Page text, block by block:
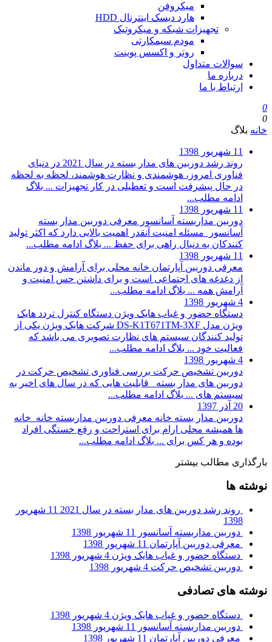
میکروفن
هارد دیسک اینترنال HDD
تجهیزات شبکه و میکروتیک
مودم سیمکارتی
روتر و اکسس پوینت
سوالات متداول
درباره ما
ارتباط با ما
0
0
خانه بلاگ
11 شهریور 1398
روند رشد دوربین های مدار بسته در سال 2021
در دنیای
فناوری امروز، هوشمندی و نظارت هوشمند، لحظه به لحظه
در حال پیشرفت است و تعطیلی در کار تجهیزات ... بلاگ
ادامه مطلب...
11 شهریور 1398
دوربین مداربسته آسانسور معرفی دوربین مدار بسته
آسانسور مسئله امنیت آنقدر اهمیت بالایی دارد که اکثر تولید
کنندکان به دنبال راهی برای حفظ ... بلاگ ادامه مطلب...
11 شهریور 1398
معرفی دوربین آپارتمان خانه محلی برای آرامش و دور ماندن
از دغدغه های اجتماعی است و برای داشتن حس امنیت و
آرامش همه ... بلاگ ادامه مطلب...
4 شهریور 1398
دستگاه حضور و غیاب هایک ویژن دستگاه کنترل تردد هایک
ویژن مدل DS-K1T671TM-3XF شرکت هایک ویژن یکی از
تولید کنندگان سیستم های نظارت تصویری می باشد که
فعالیت خود ... بلاگ ادامه مطلب...
4 شهریور 1398
دوربین تشخیص حرکت بررسی فناوری تشخیص حرکت در
دوربین های مدار بسته قابلیت هایی که در سال های اخیر به
سیستم های ... بلاگ ادامه مطلب...
20 آذر 1397
دوربین مدار بسته خانه معرفی دوربین مداربسته خانه خانه
ها همیشه محلی ارام برای استراحت و رفع خستگی افراد
بوده و هر کس برای ... بلاگ ادامه مطلب...
بارگذاری مطالب بیشتر
نوشته ها
روند رشد دوربین های مدار بسته در سال 2021
11 شهریور
1398
دوربین مداربسته آسانسور 11 شهریور 1398
معرفی دوربین آپارتمان 11 شهریور 1398
دستگاه حضور و غیاب هایک ویژن 4 شهریور 1398
دوربین تشخیص حرکت 4 شهریور 1398
نوشته های تصادفی
دستگاه حضور و غیاب هایک ویژن 4 شهریور 1398
دوربین مداربسته آسانسور
11 شهریور 1398
معرفی دوربین آپارتمان 11 شهریور 1398